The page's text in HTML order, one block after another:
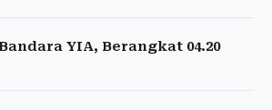
YIA, Berangkat 04.20